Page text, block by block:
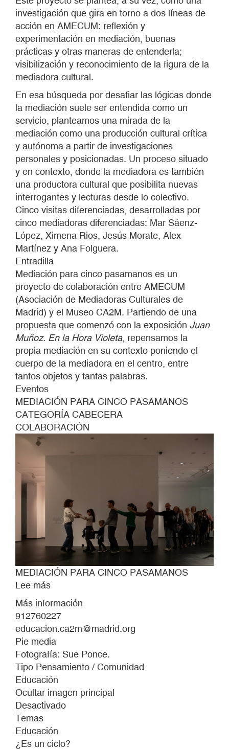
investigación que gira en torno a dos líneas de
acción en AMECUM: reflexión y
experimentación en mediación, buenas
prácticas y otras maneras de entenderla;
visibilización y reconocimiento de la figura de la
mediadora cultural.
En esa búsqueda por desafiar las lógicas donde
la mediación suele ser entendida como un
servicio, planteamos una mirada de la
mediación como una producción cultural crítica
y autónoma a partir de investigaciones
personales y posicionadas. Un proceso situado
y en contexto, donde la mediadora es también
una productora cultural que posibilita nuevas
interrogantes y lecturas desde lo colectivo.
Cinco visitas diferenciadas, desarrolladas por
cinco mediadoras diferenciadas: Mar Sáenz-
López, Ximena Rios, Jesús Morate, Alex
Martínez y Ana Folguera.
Entradilla
Mediación para cinco pasamanos es un
proyecto de colaboración entre AMECUM
(Asociación de Mediadoras Culturales de
Madrid) y el Museo CA2M. Partiendo de una
propuesta que comenzó con la exposición Juan
Muñoz. En la Hora Violeta, repensamos la
propia mediación en su contexto poniendo el
cuerpo de la mediadora en el centro, entre
tantos objetos y tantas palabras.
Eventos
MEDIACIÓN PARA CINCO PASAMANOS
CATEGORÍA CABECERA
COLABORACIÓN
MEDIACIÓN PARA CINCO PASAMANOS
Lee más
MEDIACIÓN
PARA
CINCO
Más información
912760227
educacion.ca2m@madrid.org
Pie media
Fotografía: Sue Ponce.
Tipo Pensamiento / Comunidad
Educación
Ocultar imagen principal
Desactivado
Temas
Educación
¿Es un ciclo?